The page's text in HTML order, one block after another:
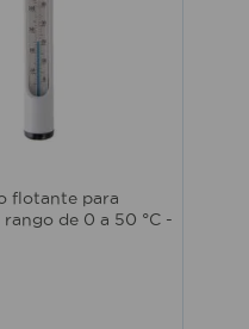
flotante para
de 0 a 50 °C -